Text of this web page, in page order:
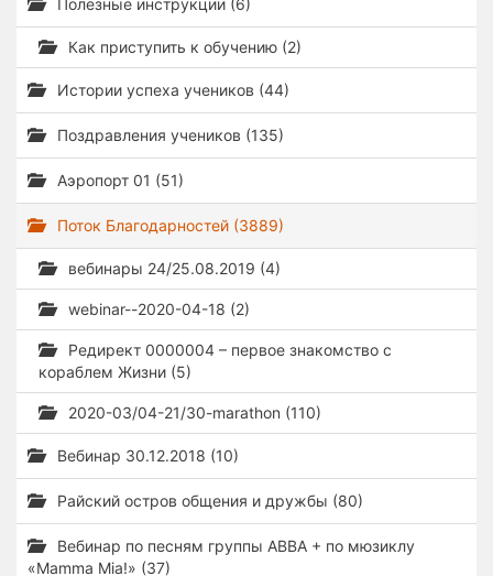
Полезные инструкции (6)
Как приступить к обучению (2)
Истории успеха учеников (44)
Поздравления учеников (135)
Аэропорт 01 (51)
Поток Благодарностей (3889)
вебинары 24/25.08.2019 (4)
webinar--2020-04-18 (2)
Редирект 0000004 – первое знакомство с
кораблем Жизни (5)
2020-03/04-21/30-marathon (110)
Вебинар 30.12.2018 (10)
Райский остров общения и дружбы (80)
Вебинар по песням группы ABBA + по мюзиклу
«Mamma Mia!» (37)